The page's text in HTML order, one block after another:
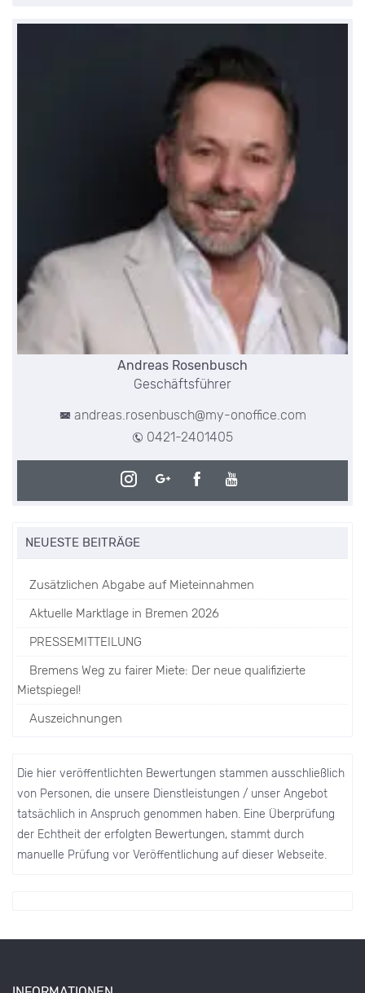
Andreas Rosenbusch
Geschäftsführer
andreas.rosenbusch@my-onoffice.com
0421-2401405
NEUESTE BEITRÄGE
Zusätzlichen Abgabe auf Mieteinnahmen
Aktuelle Marktlage in Bremen 2026
PRESSEMITTEILUNG
Bremens Weg zu fairer Miete: Der neue qualifizierte
Mietspiegel!
Auszeichnungen
Die hier veröffentlichten Bewertungen stammen ausschließlich
von Personen, die unsere Dienstleistungen / unser Angebot
tatsächlich in Anspruch genommen haben. Eine Überprüfung
der Echtheit der erfolgten Bewertungen, stammt durch
manuelle Prüfung vor Veröffentlichung auf dieser Webseite.